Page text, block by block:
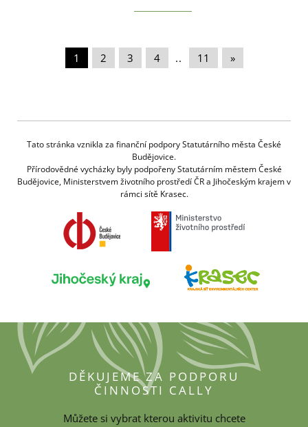
1 2 3 4 .. 11 »
Tato stránka vznikla za finanční podpory Statutárního města České
Budějovice.
Přírodovědné vycházky byly podpořeny Statutárním městem České
Budějovice, Ministerstvem životního prostředí ČR a Jihočeským krajem v
rámci sítě Krasec.
DĚKUJEME ZA PODPORU
ČINNOSTI CALLY
Můžete si vybrat kterou aktivitu chcete